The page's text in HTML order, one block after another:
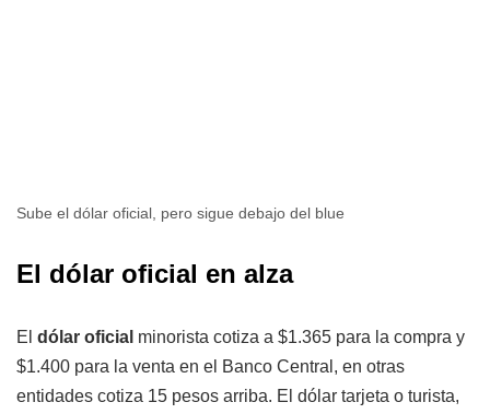
Sube el dólar oficial, pero sigue debajo del blue
El dólar oficial en alza
El dólar oficial minorista cotiza a $1.365 para la compra y
$1.400 para la venta en el Banco Central, en otras
entidades cotiza 15 pesos arriba. El dólar tarjeta o turista,